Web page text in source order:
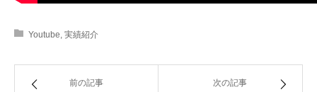
Youtube, 実績紹介
前の記事 次の記事